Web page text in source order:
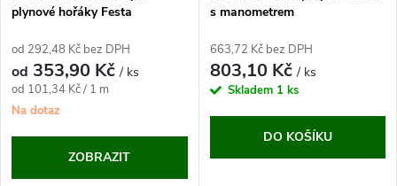
r
o
d
p
r
o
plynové hořáky Festa
od 292,48 Kč bez DPH
od 353,90 Kč/ ks
Měrná
cena:
od 101,34 Kč / 1 m
Na dotaz
ZOBRAZIT
s manometrem
663,72 Kč bez DPH
803,10 Kč/ ks
Skladem 1 ks
DO KOŠÍKU